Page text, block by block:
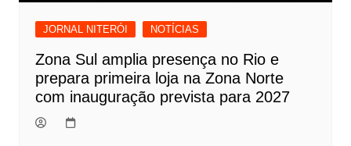
JORNAL NITERÓI NOTÍCIAS
Zona Sul amplia presença no Rio e
prepara primeira loja na Zona Norte
com inauguração prevista para 2027